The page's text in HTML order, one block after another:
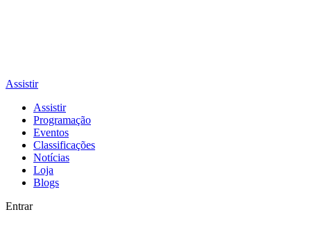
Assistir
Assistir
Programação
Eventos
Classificações
Notícias
Loja
Blogs
Entrar